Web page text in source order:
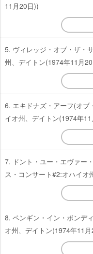
11月20日))
5. ヴィレッジ・オブ・ザ・
州、デイトン(1974年11月
6. エキドナズ・アーフ(オ
イオ州、デイトン(1974年
7. ドント・ユー・エヴァー
ス・コンサート#2:オハイ
8. ペンギン・イン・ボンデ
オ州、デイトン(1974年11